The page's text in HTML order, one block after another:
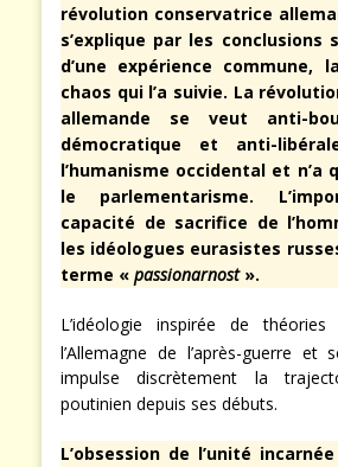
révolution conservatrice
s’explique par les conclusions
d’une expérience
chaos qui l’a suivie. La
allemande se veut anti-
démocratique et anti-
l’humanisme occidental et n’a
le parlementarisme.
capacité de sacrifice de
les idéologues eurasistes
terme « passionarnost».
L’idéologie inspirée de
l’Allemagne de l’après-guerre et
impulse discrètement la
poutinien depuis ses débuts.
L’obsession de l’unité